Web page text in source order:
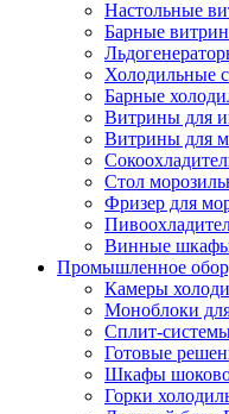
Настольные
Барные
Холодильные
Барные
Витрины для
Витрины для
Стол
Фризер для
Винные
Промышленное
Камеры
Моноблоки
Сплит-
Готовые
Шкафы
Горки